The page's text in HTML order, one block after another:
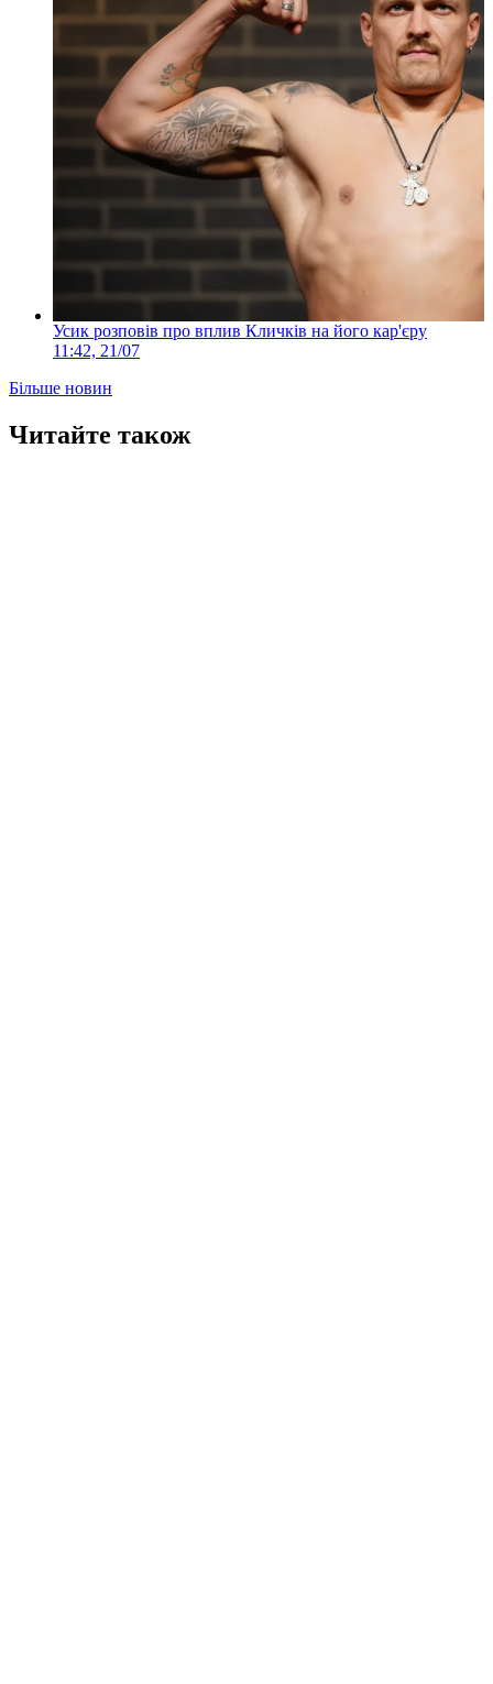
Усик розповів про вплив Кличків на його кар'єру
11:42, 21/07
Більше новин
Читайте також